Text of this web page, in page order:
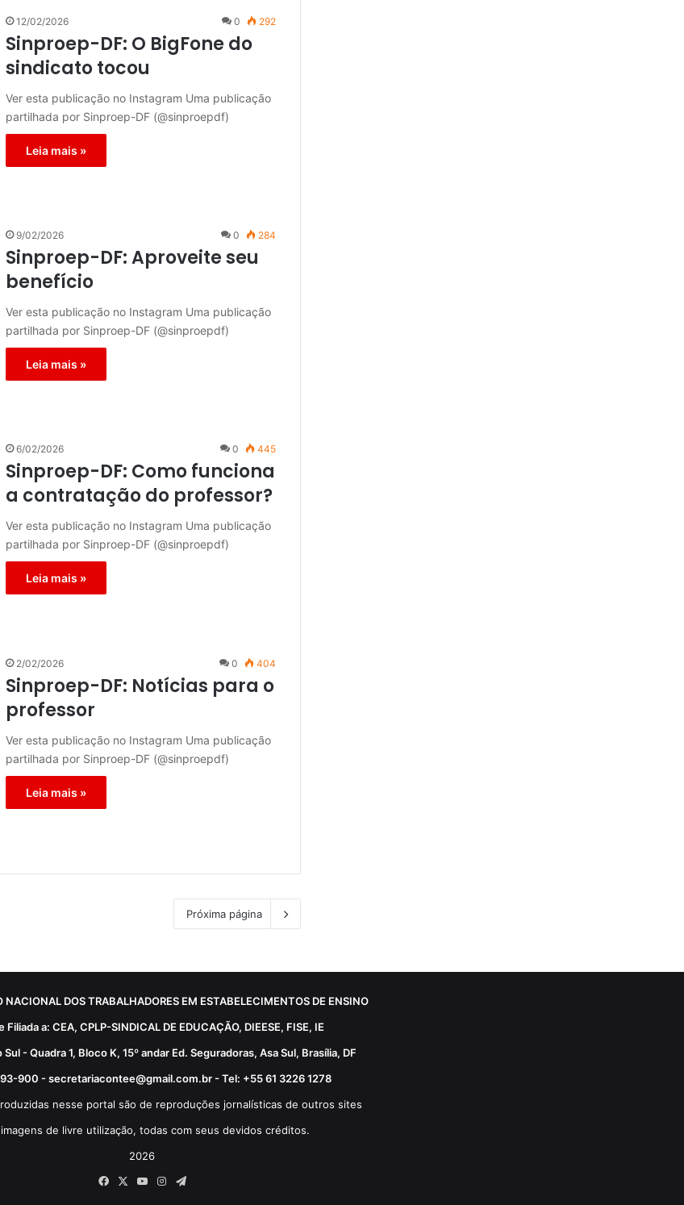
12/02/2026 0 292
Sinproep-DF: O BigFone do
sindicato tocou
Ver esta publicação no Instagram Uma publicação
partilhada por Sinproep-DF (@sinproepdf)
Leia mais »
9/02/2026 0 284
Sinproep-DF: Aproveite seu
benefício
Ver esta publicação no Instagram Uma publicação
partilhada por Sinproep-DF (@sinproepdf)
Leia mais »
6/02/2026 0 445
Sinproep-DF: Como funciona
a contratação do professor?
Ver esta publicação no Instagram Uma publicação
partilhada por Sinproep-DF (@sinproepdf)
Leia mais »
2/02/2026 0 404
Sinproep-DF: Notícias para o
professor
Ver esta publicação no Instagram Uma publicação
partilhada por Sinproep-DF (@sinproepdf)
Leia mais »
Próxima página
NACIONAL DOS TRABALHADORES EM ESTABELECIMENTOS DE ENSINO
Filiada a: CEA, CPLP-SINDICAL DE EDUCAÇÃO, DIEESE, FISE, IE
- Quadra 1, Bloco K, 15º andar Ed. Seguradoras, Asa Sul, Brasília, DF
900 - secretariacontee@gmail.com.br - Tel: +55 61 3226 1278
nesse portal são de reproduções jornalísticas de outros sites
de livre utilização, todas com seus devidos créditos.
2026
FacebookYouTubeInstagram
Telegram